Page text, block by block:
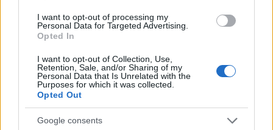
I want to opt-out of processing my
Personal Data for Targeted Advertising.
Opted In
I want to opt-out of Collection, Use,
Retention, Sale, and/or Sharing of my
Personal Data that Is Unrelated with the
Purposes for which it was collected.
Opted Out
Google consents
39
SEDUTE SATIRICHE
Vignetta del 04/08/2026